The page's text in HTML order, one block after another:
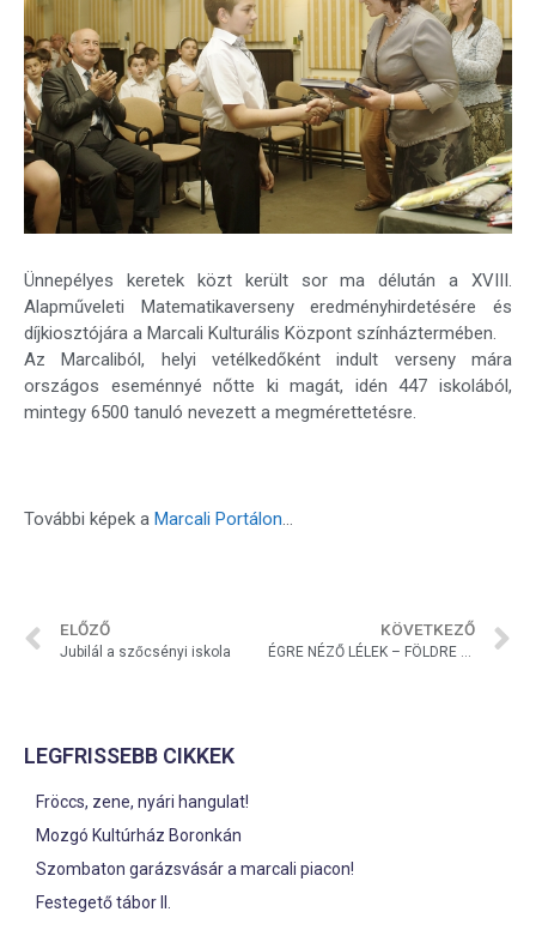
Ünnepélyes keretek közt került sor ma délután a XVIII.
Alapműveleti Matematikaverseny eredményhirdetésére és
díjkiosztójára a Marcali Kulturális Központ színháztermében.
Az Marcaliból, helyi vetélkedőként indult verseny mára
országos eseménnyé nőtte ki magát, idén 447 iskolából,
mintegy 6500 tanuló nevezett a megmérettetésre.
További képek a Marcali Portálon…
ELŐZŐ
Jubilál a szőcsényi iskola
KÖVETKEZŐ
ÉGRE NÉZŐ LÉLEK – FÖLDRE NÉZŐ SZEM
LEGFRISSEBB CIKKEK
Fröccs, zene, nyári hangulat!
Mozgó Kultúrház Boronkán
Szombaton garázsvásár a marcali piacon!
Festegető tábor II.